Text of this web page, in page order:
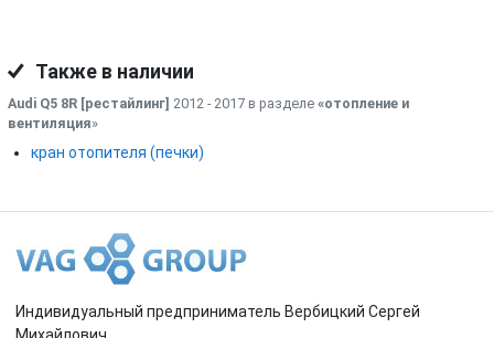
Также в наличии
Audi Q5 8R [рестайлинг] 2012 - 2017 в разделе «отопление и
вентиляция»
кран отопителя (печки)
Индивидуальный предприниматель Вербицкий Сергей